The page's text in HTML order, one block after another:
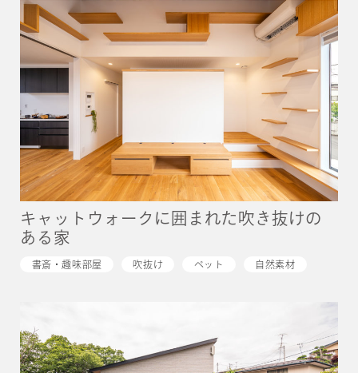
キャットウォークに囲まれた吹き抜けの
ある家
書斎・趣味部屋 吹抜け ペット 自然素材